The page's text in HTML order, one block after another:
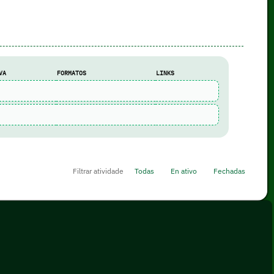
FORMATOS LINKS
Filtrar atividade Todas En ativo Fechadas